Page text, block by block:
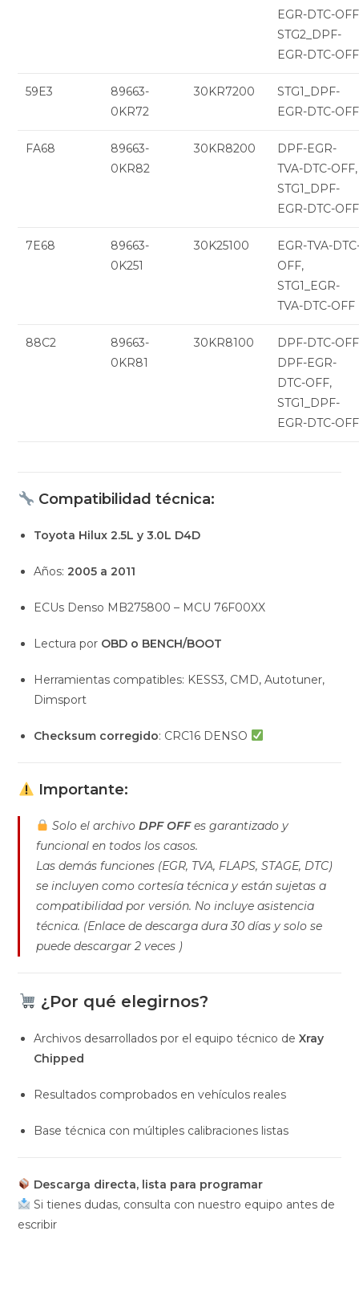
EGR-DTC-
STG2_DPF-
EGR-DTC-OFF
59E3
89663-
0KR72
30KR7200
STG1_DPF-
EGR-DTC-OFF
FA68
89663-
0KR82
30KR8200
DPF-EGR-
TVA-DTC-OFF,
STG1_DPF-
EGR-DTC-OFF
7E68
89663-
0K251
30K25100
EGR-TVA-
OFF,
STG1_EGR-
TVA-DTC-OFF
88C2
89663-
0KR81
30KR8100
DPF-DTC-
DPF-EGR-
DTC-OFF,
STG1_DPF-
EGR-DTC-OFF
Compatibilidad técnica:
Toyota Hilux 2.5L y 3.0L D4D
Años: 2005 a 2011
ECUs Denso MB275800 – MCU 76F00XX
Lectura por OBD o BENCH/BOOT
Herramientas compatibles: KESS3, CMD, Autotuner,
Dimsport
Checksum corregido: CRC16 DENSO
Importante:
Solo el archivoDPF OFFes garantizado y
funcional en todos los casos.
Las demás funciones (EGR, TVA, FLAPS, STAGE, DTC)
se incluyen como cortesía técnica y están sujetas a
compatibilidad por versión. No incluye asistencia
técnica. (Enlace de descarga dura 30 días y solo se
puede descargar 2 veces )
¿Por qué elegirnos?
Archivos desarrollados por el equipo técnico deXray
Chipped
Resultados comprobados en vehículos reales
Base técnica con múltiples calibraciones listas
Descarga directa, lista para programar
Si tienes dudas, consulta con nuestro equipo antes de
escribir